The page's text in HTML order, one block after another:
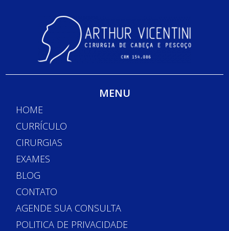
MENU
HOME
CURRÍCULO
CIRURGIAS
EXAMES
BLOG
CONTATO
AGENDE SUA CONSULTA
POLITICA DE PRIVACIDADE